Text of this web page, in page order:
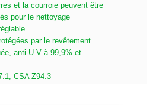
et la courroie peuvent être
pour le nettoyage
par le revêtement
anti-U.V à 99,9% et
CSA Z94.3